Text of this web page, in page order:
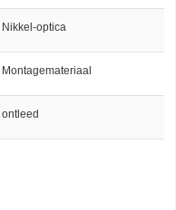
Nikkel-optica
Montagemateriaal
ontleed